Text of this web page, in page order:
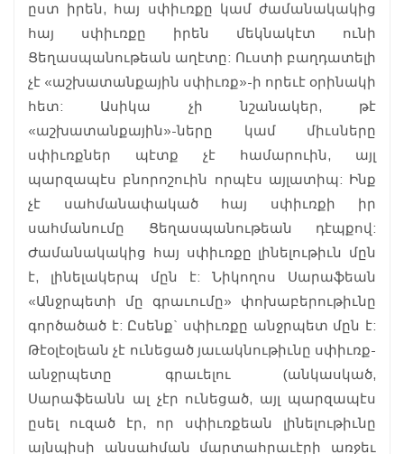
ըստ իրեն, հայ սփիւռքը կամ ժամանակակից
հայ սփիւռքը իրեն մեկնակէտ ունի
Ցեղասպանութեան աղէտը: Ուստի բաղդատելի
չէ «աշխատանքային սփիւռք»-ի որեւէ օրինակի
հետ: Ասիկա չի նշանակեր, թէ
«աշխատանքային»-ները կամ միւսները
սփիւռքներ պէտք չէ համարուին, այլ
պարզապէս բնորոշուին որպէս այլատիպ: Ինք
չէ սահմանափակած հայ սփիւռքի իր
սահմանումը Ցեղասպանութեան դէպքով:
Ժամանակակից հայ սփիւռքը լինելութիւն մըն
է, լինելակերպ մըն է: Նիկողոս Սարաֆեան
«Անջրպետի մը գրաւումը» փոխաբերութիւնը
գործածած է: Ըսենք` սփիւռքը անջրպետ մըն է:
Թէօլէօլեան չէ ունեցած յաւակնութիւնը սփիւռք-
անջրպետը գրաւելու (անկասկած,
Սարաֆեանն ալ չէր ունեցած, այլ պարզապէս
ըսել ուզած էր, որ սփիւռքեան լինելութիւնը
այնպիսի անսահման մարտահրաւէրի առջեւ